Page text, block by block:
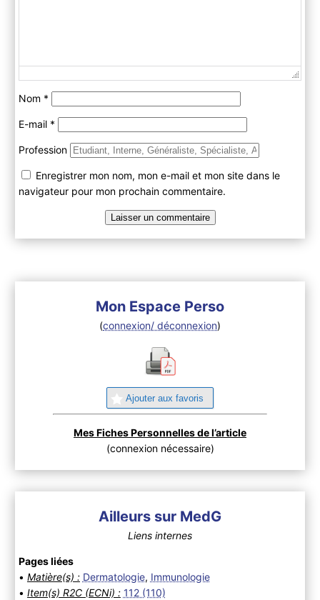
Nom *
E-mail *
Profession
Enregistrer mon nom, mon e-mail et mon site dans le
navigateur pour mon prochain commentaire.
Mon Espace Perso
(connexion/ déconnexion)
Ajouter aux favoris
Mes Fiches Personnelles de l’article
(connexion nécessaire)
Ailleurs sur MedG
Liens internes
Pages liées
• Matière(s) : Dermatologie, Immunologie
• Item(s) R2C (ECNi) : 112 (110)